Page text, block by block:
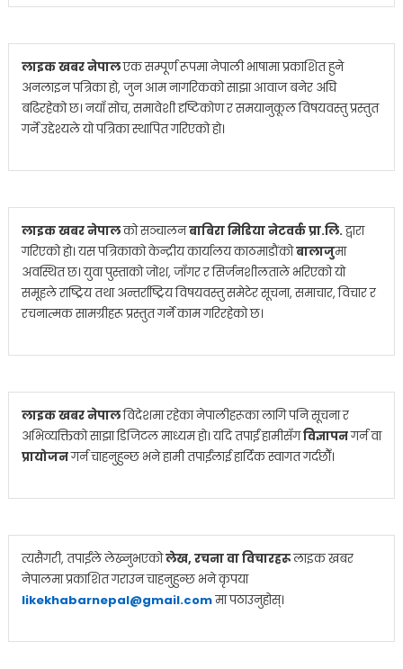
लाइक खबर नेपालएक सम्पूर्ण रूपमा नेपाली भाषामा प्रकाशित हुने
अनलाइन पत्रिका हो, जुन आम नागरिकको साझा आवाज बनेर अघि
बढिरहेको छ। नयाँ सोच, समावेशी दृष्टिकोण र समयानुकूल विषयवस्तु प्रस्तुत
गर्ने उद्देश्यले यो पत्रिका स्थापित गरिएको हो।
लाइक खबर नेपालको सञ्चालनबाबिरा मिडिया नेटवर्क प्रा.लि.द्वारा
गरिएको हो। यस पत्रिकाको केन्द्रीय कार्यालय काठमाडौंकोबालाजुमा
अवस्थित छ। युवा पुस्ताको जोश, जाँगर र सिर्जनशीलताले भरिएको यो
समूहले राष्ट्रिय तथा अन्तर्राष्ट्रिय विषयवस्तु समेटेर सूचना, समाचार, विचार र
रचनात्मक सामग्रीहरू प्रस्तुत गर्ने काम गरिरहेको छ।
लाइक खबर नेपालविदेशमा रहेका नेपालीहरूका लागि पनि सूचना र
अभिव्यक्तिको साझा डिजिटल माध्यम हो। यदि तपाईं हामीसँगविज्ञापनगर्न वा
प्रायोजनगर्न चाहनुहुन्छ भने हामी तपाईंलाई हार्दिक स्वागत गर्दछौँ।
त्यसैगरी, तपाईंले लेख्नुभएकोलेख, रचना वा विचारहरूलाइक खबर
नेपालमा प्रकाशित गराउन चाहनुहुन्छ भने कृपया
likekhabarnepal@gmail.comमा पठाउनुहोस्।